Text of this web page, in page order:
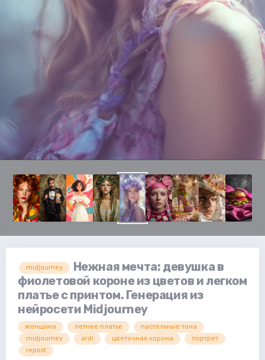
midjourney
Нежная мечта: девушка в
фиолетовой короне из цветов и легком
платье с принтом. Генерация из
нейросети Midjourney
женщина летнее платье
пастельные тона
midjourney
ardi цветочная корона
портрет
repost